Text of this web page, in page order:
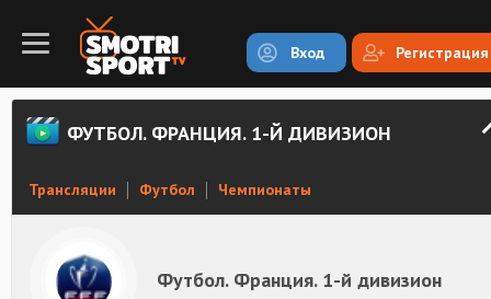
Вход Регистрация
ФУТБОЛ. ФРАНЦИЯ. 1-Й ДИВИЗИОН
Трансляции Футбол Чемпионаты
Футбол. Франция. 1-й дивизион